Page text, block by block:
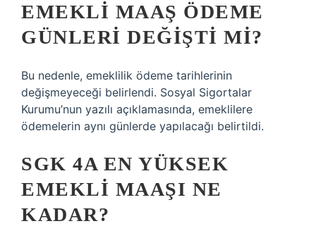
EMEKLI MAAŞ ÖDEME
GÜNLERI DEĞIŞTI MI?
Bu nedenle, emeklilik ödeme tarihlerinin
değişmeyeceği belirlendi. Sosyal Sigortalar
Kurumu’nun yazılı açıklamasında, emeklilere
ödemelerin aynı günlerde yapılacağı belirtildi.
SGK 4A EN YÜKSEK
EMEKLI MAAŞI NE
KADAR?